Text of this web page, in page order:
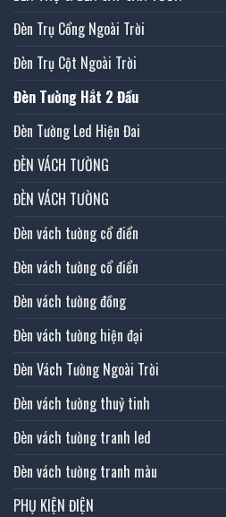
Đèn Trụ Cổng Ngoài Trời
Đèn Trụ Cột Ngoài Trời
Đèn Tường Hắt 2 Đầu
Đèn Tường Led Hiện Đai
ĐÈN VÁCH TƯỜNG
ĐÈN VÁCH TƯỜNG
Đèn vách tường cổ điển
Đèn vách tường cổ điển
Đèn vách tường đồng
Đèn vách tường hiện đại
Đèn Vách Tường Ngoài Trời
Đèn vách tường thuỷ tinh
Đèn vách tường tranh led
Đèn vách tường tranh màu
PHỤ KIỆN ĐIỆN